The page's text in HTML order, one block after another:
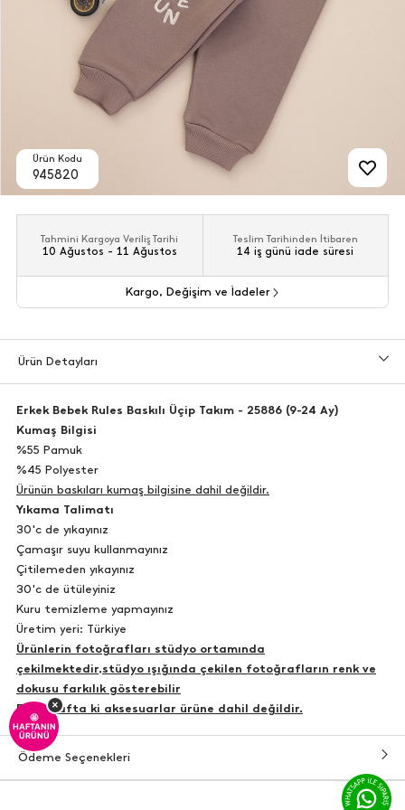
Ürün Kodu
945820
Tahmini Kargoya Veriliş Tarihi
10 Ağustos - 11 Ağustos
Teslim Tarihinden İtibaren
14 iş günü iade süresi
Kargo, Değişim ve İadeler
Ürün Detayları
Erkek Bebek Rules Baskılı Üçip Takım - 25886 (9-24 Ay)
Kumaş Bilgisi
%55 Pamuk
%45 Polyester
Ürünün baskıları kumaş bilgisine dahil değildir.
Yıkama Talimatı
30'c de yıkayınız
Çamaşır suyu kullanmayınız
Çitilemeden yıkayınız
30'c de ütüleyiniz
Kuru temizleme yapmayınız
Üretim yeri: Türkiye
Ürünlerin fotoğrafları stüdyo ortamında
çekilmektedir,stüdyo ışığında çekilen fotoğrafların renk ve
dokusu farkılık gösterebilir
Fotoğrafta ki aksesuarlar ürüne dahil değildir.
Ödeme Seçenekleri
🤩
HAFTANIN
ÜRÜNÜ
×